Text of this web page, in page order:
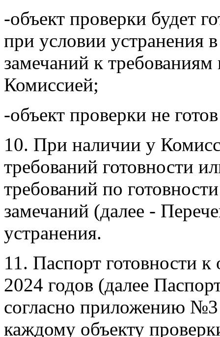
-объект проверки будет
при условии устранения
замечаний к
Комиссией;
-объект проверки не
10. При наличии у
требований готовности
требований по
замечаний (далее -
устранения.
11. Паспорт готовности
2024 годов (далее
согласно приложению
каждому объекту